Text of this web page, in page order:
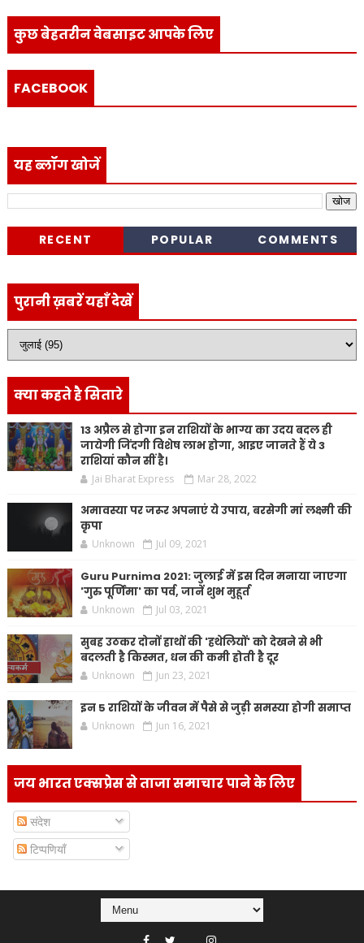
कुछ बेहतरीन वेबसाइट आपके लिए
FACEBOOK
यह ब्लॉग खोजें
RECENT POPULAR COMMENTS
पुरानी ख़बरें यहाँ देखें
क्या कहते है सितारे
13 अप्रैल से होगा इन राशियों के भाग्य का उदय बदल ही
जायेगी जिंदगी विशेष लाभ होगा, आइए जानते हैं ये 3
राशियां कौन सीं है।
Jai Bharat Express Mar 28, 2022
अमावस्या पर जरूर अपनाएं ये उपाय, बरसेगी मां लक्ष्मी की
कृपा
Unknown Jul 09, 2021
Guru Purnima 2021: जुलाई में इस दिन मनाया जाएगा
'गुरु पूर्णिमा' का पर्व, जानें शुभ मुहूर्त
Unknown Jul 03, 2021
सुबह उठकर दोनों हाथों की 'हथेलियों' को देखने से भी
बदलती है किस्मत, धन की कमी होती है दूर
Unknown Jun 23, 2021
इन 5 राशियों के जीवन में पैसे से जुड़ी समस्या होगी समाप्त
Unknown Jun 16, 2021
जय भारत एक्सप्रेस से ताजा समाचार पाने के लिए
संदेश
टिप्पणियाँ